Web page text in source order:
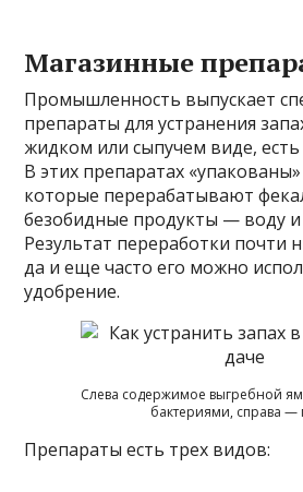
Магазинные
Промышленность выпускает
препараты для устранения
жидком или сыпучем виде, есть
В этих препаратах
которые перерабатывают
безобидные продукты — воду и
Результат переработки почти
да и еще часто его можно
удобрение.
Слева содержимое выгребной
бактериями, справа —
Препараты есть трех видов: